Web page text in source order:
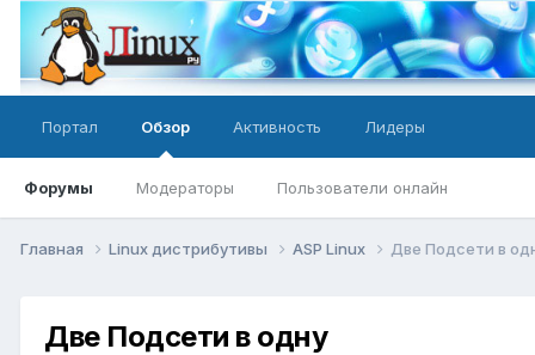
Портал Обзор
Форумы Модераторы Пользователи онлайн
Активность Лидеры
Главная Linux дистрибутивы ASP Linux Две Подсети в
Две Подсети в одну